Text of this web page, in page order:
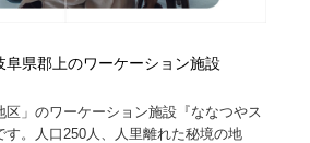
阜県郡上のワーケーション施設
区」のワーケーション施設『ななつやス
す。人口250人、人里離れた秘境の地